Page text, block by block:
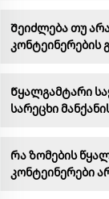
Შეიძლება თუ
კონტეინერების
Წყალგამტარი
სარეცხი
Რა ზომების
კონტეინერები